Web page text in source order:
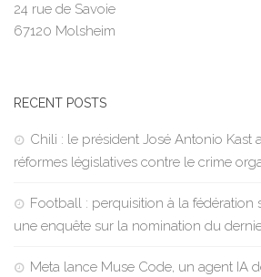
24 rue de Savoie
67120 Molsheim
RECENT POSTS
Chili : le président José Antonio Kast
réformes législatives contre le crime
Football : perquisition à la fédération
une enquête sur la nomination du
Meta lance Muse Code, un agent IA